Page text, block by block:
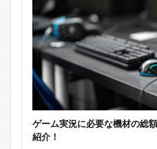
ゲーム実況に必要な機材の総
紹介！